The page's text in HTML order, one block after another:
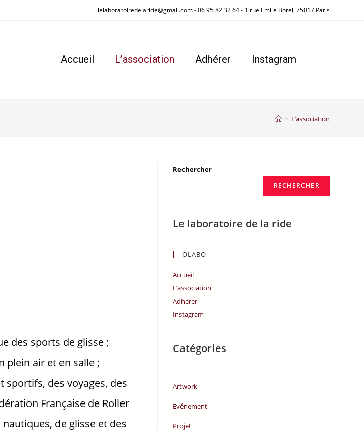
lelaboratoiredelaride@gmail.com - 06 95 82 32 64 - 1 rue Emile Borel, 75017 Paris
Accueil L’association Adhérer Instagram
> L’association
des sports de glisse ;
plein air et en salle ;
des voyages, des
Française de Roller
de glisse et des
Rechercher
RECHERCHER
Le laboratoire de la ride
OLABO
Accueil
L’association
Adhérer
Instagram
Catégories
Artwork
Evénement
Projet